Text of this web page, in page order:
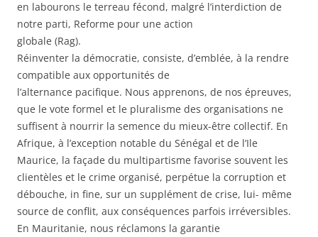
en labourons le terreau fécond, malgré l’interdiction de
notre parti, Reforme pour une action
globale (Rag).
Réinventer la démocratie, consiste, d’emblée, à la rendre
compatible aux opportunités de
l’alternance pacifique. Nous apprenons, de nos épreuves,
que le vote formel et le pluralisme des organisations ne
suffisent à nourrir la semence du mieux-être collectif. En
Afrique, à l’exception notable du Sénégal et de l’Ile
Maurice, la façade du multipartisme favorise souvent les
clientèles et le crime organisé, perpétue la corruption et
débouche, in fine, sur un supplément de crise, lui- même
source de conflit, aux conséquences parfois irréversibles.
En Mauritanie, nous réclamons la garantie